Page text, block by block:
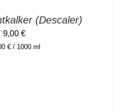
(Descaler)
9,00 €
€/ 1000 ml